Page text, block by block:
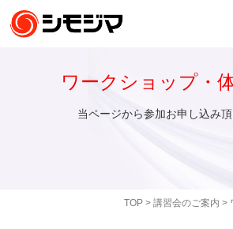
TOP> 講習会のご案内 >
ワークショップ・
当ページから参加お申し込み頂